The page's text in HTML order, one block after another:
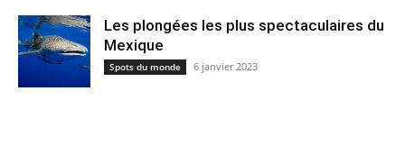
Les plongées les plus spectaculaires du
Mexique
Spots du monde 6 janvier 2023